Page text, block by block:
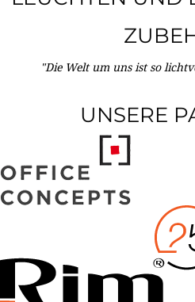
"Die Welt um uns ist so
UNSERE